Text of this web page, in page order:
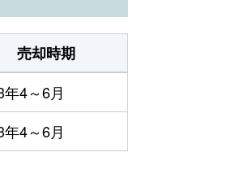
売却時期
4～6月
4～6月